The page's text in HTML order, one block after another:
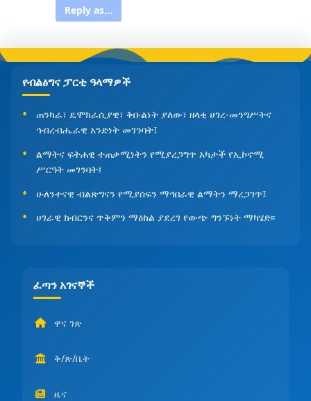
Reply as...
የብልፅግና ፓርቲ ዓላማዎች
ጠንካራ፣ ዴሞክራሲያዊ፣ ቅቡልነት ያለው፣ ዘላቂ ሀገረ-መንግሥትና
ኅብረብሔራዊ አንድነት መገንባት፤
ልማትና ፍትሐዊ ተጠቃሚነትን የሚያረጋግጥ አካታች የኢኮኖሚ
ሥርዓት መገንባት፤
ሁለንተናዊ ብልጽግናን የሚያሰፍን ማኅበራዊ ልማትን ማረጋገጥ፤
ሀገራዊ ክብርንና ጥቅምን ማዕከል ያደረገ የውጭ ግንኙነት ማካሄድ፡፡
ፈጣን አገናኞች
ዋና ገጽ
ቅ/ጽ/ቤት
ዜና